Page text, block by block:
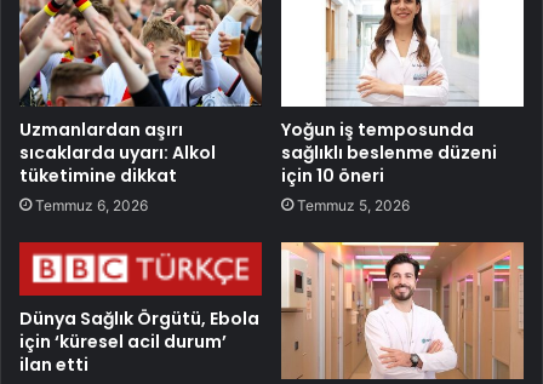
Uzmanlardan aşırı
sıcaklarda uyarı: Alkol
tüketimine dikkat
Temmuz 6, 2026
Yoğun iş temposunda
sağlıklı beslenme düzeni
için 10 öneri
Temmuz 5, 2026
Dünya Sağlık Örgütü, Ebola
için ‘küresel acil durum’
ilan etti